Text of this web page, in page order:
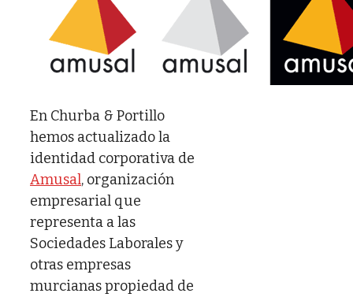
En Churba & Portillo
hemos actualizado la
identidad corporativa de
Amusal, organización
empresarial que
representa a las
Sociedades Laborales y
otras empresas
murcianas propiedad de